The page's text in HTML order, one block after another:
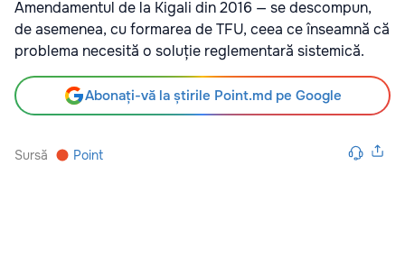
Amendamentul de la Kigali din 2016 — se descompun,
de asemenea, cu formarea de TFU, ceea ce înseamnă că
problema necesită o soluție reglementară sistemică.
Abonați-vă la știrile Point.md pe Google
Sursă Point